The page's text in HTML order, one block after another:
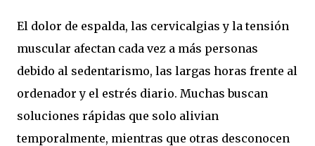
El dolor de espalda, las cervicalgias y la tensión
muscular afectan cada vez a más personas
debido al sedentarismo, las largas horas frente al
ordenador y el estrés diario. Muchas buscan
soluciones rápidas que solo alivian
temporalmente, mientras que otras desconocen